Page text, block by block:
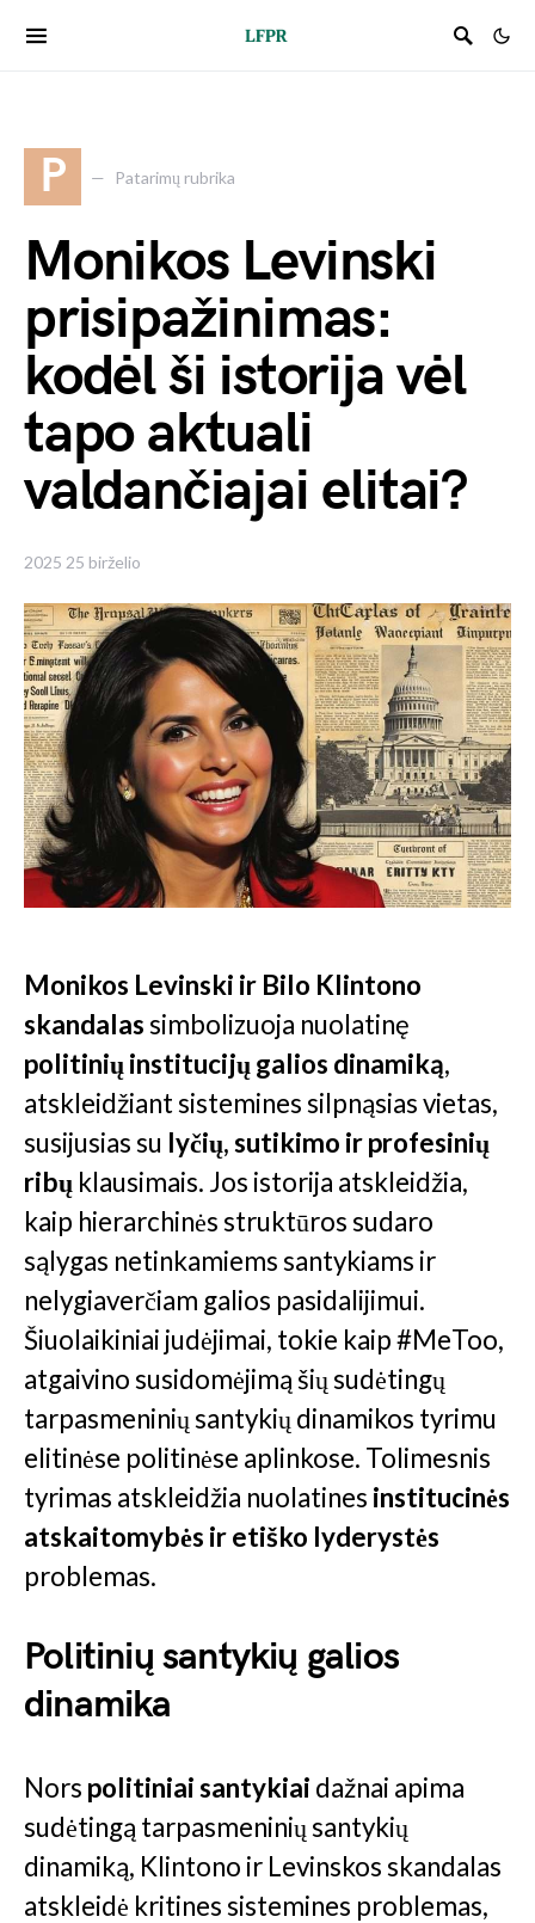
P Patarimų rubrika
Monikos Levinski
prisipažinimas:
kodėl ši istorija vėl
tapo aktuali
valdančiajai elitai?
2025 25 birželio
Monikos Levinski ir Bilo Klintono
skandalassimbolizuoja nuolatinę
politinių institucijų galios dinamiką,
atskleidžiant sistemines silpnąsias vietas,
susijusias su lyčių, sutikimo ir profesinių
ribų klausimais. Jos istorija atskleidžia,
kaip hierarchinės struktūros sudaro
sąlygas netinkamiems santykiams ir
nelygiaverčiam galios pasidalijimui.
Šiuolaikiniai judėjimai, tokie kaip #MeToo,
atgaivino susidomėjimą šių sudėtingų
tarpasmeninių santykių dinamikos tyrimu
elitinėse politinėse aplinkose. Tolimesnis
tyrimas atskleidžia nuolatines institucinės
atskaitomybės ir etiško lyderystės
problemas.
Politinių santykių galios
dinamika
Nors politiniai santykiai dažnai apima
sudėtingą tarpasmeninių santykių
dinamiką, Klintono ir Levinskos skandalas
atskleidė kritines sistemines problemas,